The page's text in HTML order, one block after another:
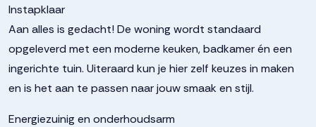
Instapklaar
Aan alles is gedacht! De woning wordt standaard
opgeleverd met een moderne keuken, badkamer én een
ingerichte tuin. Uiteraard kun je hier zelf keuzes in maken
en is het aan te passen naar jouw smaak en stijl.
Energiezuinig en onderhoudsarm